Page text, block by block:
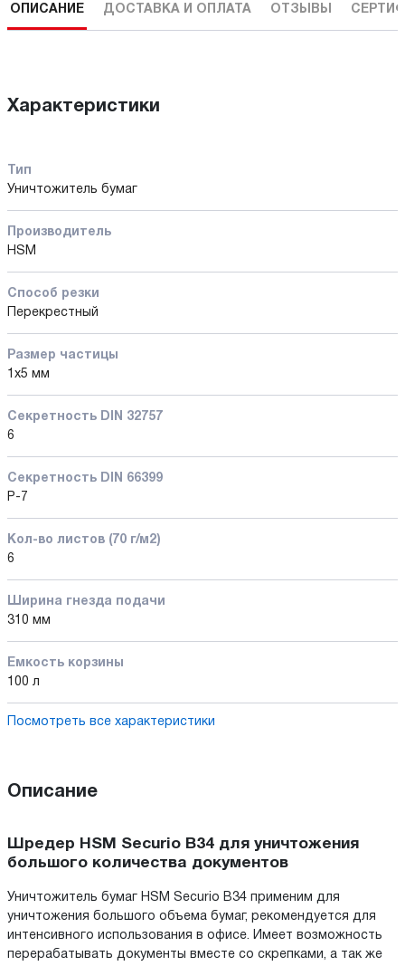
ОПИСАНИЕ ДОСТАВКА И ОПЛАТА ОТЗЫВЫ
Характеристики
Тип
Уничтожитель бумаг
Производитель
HSM
Способ резки
Перекрестный
Размер частицы
1x5 мм
Секретность DIN 32757
6
Секретность DIN 66399
P-7
Кол-во листов (70 г/м2)
6
Ширина гнезда подачи
310 мм
Емкость корзины
100 л
Посмотреть все характеристики
Описание
Шредер HSM Securio B34 для уничтожения
большого количества документов
Уничтожитель бумаг HSM Securio B34 применим для
уничтожения большого объема бумаг, рекомендуется для
интенсивного использования в офисе. Имеет возможность
перерабатывать документы вместе со скрепками, а так же